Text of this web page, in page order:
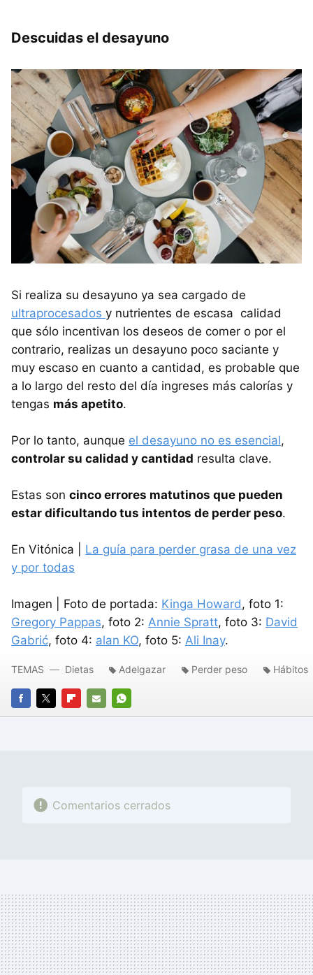
Descuidas el desayuno
Si realiza su desayuno ya sea cargado de
ultraprocesados y nutrientes de escasa calidad
que sólo incentivan los deseos de comer o por el
contrario, realizas un desayuno poco saciante y
muy escaso en cuanto a cantidad, es probable que
a lo largo del resto del día ingreses más calorías y
tengas más apetito.
Por lo tanto, aunque el desayuno no es esencial,
controlar su calidad y cantidad resulta clave.
Estas son cinco errores matutinos que pueden
estar dificultando tus intentos de perder peso.
En Vitónica | La guía para perder grasa de una vez
y por todas
Imagen | Foto de portada: Kinga Howard, foto 1:
Gregory Pappas, foto 2: Annie Spratt, foto 3: David
Gabrić, foto 4: alan KO, foto 5: Ali Inay.
FACEBOOK
TWITTERFLIPBOARD
E-
WHATSAPP
TEMAS Dietas Adelgazar Perder peso Hábitos
Comentarios cerrados